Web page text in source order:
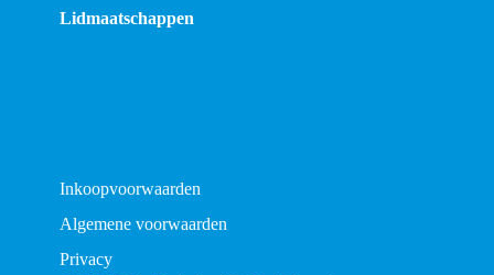
Lidmaatschappen
Inkoopvoorwaarden
Algemene voorwaarden
Privacy